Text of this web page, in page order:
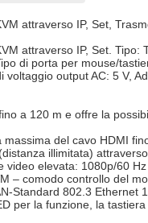
attraverso IP, Set,
attraverso IP, Set.
di porta per mouse/
voltaggio output AC: 5 V,
a 120 m e offre la
del cavo HDMI
illimitata)
video elevata: 1080p/60 Hz
– comodo controllo del
Standard 802.3 Ethernet
per la funzione, la